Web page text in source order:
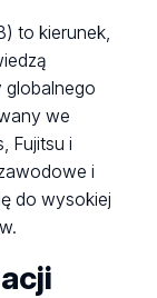
to kierunek,
globalnego
we
Fujitsu i
i
do wysokiej